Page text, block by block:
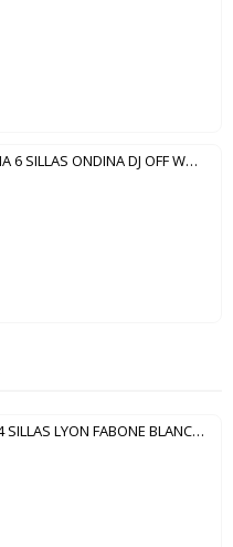
CONJUNTO RAVENA 6 SILLAS ONDINA DJ OFF WHITE|DEMOLICION|VELUDO|MOKA
CONJUNTO LYON 4 SILLAS LYON FABONE BLANCO CRAQUELADO TRIBAL